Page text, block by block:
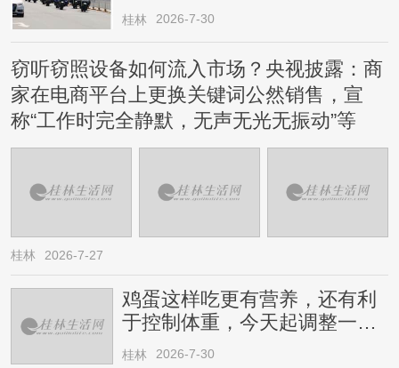
桂林 2026-7-30
窃听窃照设备如何流入市场？央视披露：商
家在电商平台上更换关键词公然销售，宣
称“工作时完全静默，无声无光无振动”等
桂林 2026-7-27
鸡蛋这样吃更有营养，还有利
于控制体重，今天起调整一下
→
桂林 2026-7-30